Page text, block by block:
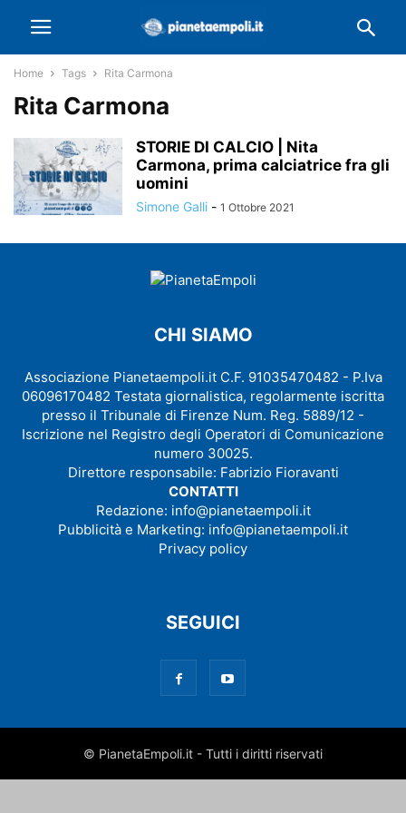
Home Tags Rita Carmona
Rita Carmona
STORIE DI CALCIO | Nita
Carmona, prima calciatrice fra gli
uomini
Simone Galli - 1 Ottobre 2021
CHI SIAMO
Associazione Pianetaempoli.it C.F. 91035470482 - P.Iva
06096170482 Testata giornalistica, regolarmente iscritta
presso il Tribunale di Firenze Num. Reg. 5889/12 -
Iscrizione nel Registro degli Operatori di Comunicazione
numero 30025.
Direttore responsabile: Fabrizio Fioravanti
CONTATTI
Redazione: info@pianetaempoli.it
Pubblicità e Marketing: info@pianetaempoli.it
Privacy policy
SEGUICI
© PianetaEmpoli.it - Tutti i diritti riservati